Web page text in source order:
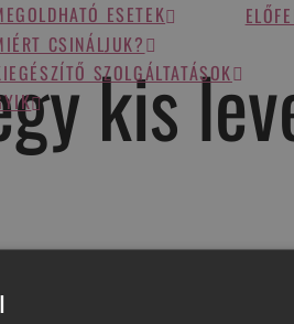
ESETEK
CSINÁLJUK?
SZOLGÁLTATÁSOK
kis
kell, mire annyit mozdít a
feljebb tolni a sínt, hogy
ne aggódj, fogszabályozó